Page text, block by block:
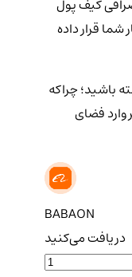
کیف پول
قرار داده
باشید؛ چراکه
وارد فضای
BABAON
دریافت می‌کنید